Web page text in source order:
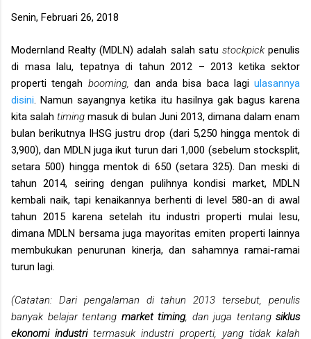
Senin, Februari 26, 2018
Modernland Realty (MDLN) adalah salah satu stockpickpenulis
di masa lalu, tepatnya di tahun 2012 – 2013 ketika sektor
properti tengah booming, dan anda bisa baca lagi ulasannya
disini . Namun sayangnya ketika itu hasilnya gak bagus karena
kita salahtimingmasuk di bulan Juni 2013, dimana dalam enam
bulan berikutnya IHSG justru drop (dari 5,250 hingga mentok di
3,900), dan MDLN juga ikut turun dari 1,000 (sebelum stocksplit,
setara 500) hingga mentok di 650 (setara 325). Dan meski di
tahun 2014, seiring dengan pulihnya kondisi market, MDLN
kembali naik, tapi kenaikannya berhenti di level 580-an di awal
tahun 2015 karena setelah itu industri properti mulai lesu,
dimana MDLN bersama juga mayoritas emiten properti lainnya
membukukan penurunan kinerja, dan sahamnya ramai-ramai
turun lagi.
(Catatan: Dari pengalaman di tahun 2013 tersebut, penulis
banyak belajar tentang market timing, dan juga tentang siklus
ekonomi industritermasuk industri properti, yang tidak kalah